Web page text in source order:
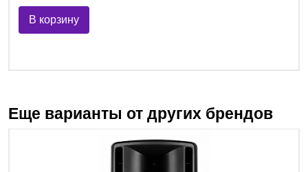
В корзину
Еще варианты от других брендов